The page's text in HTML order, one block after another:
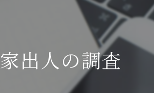
家出人の調査